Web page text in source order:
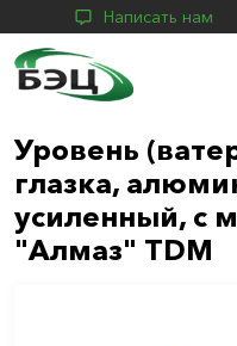
Написать нам
Уровень
глазка,
усиленный, с
"Алмаз" TDM